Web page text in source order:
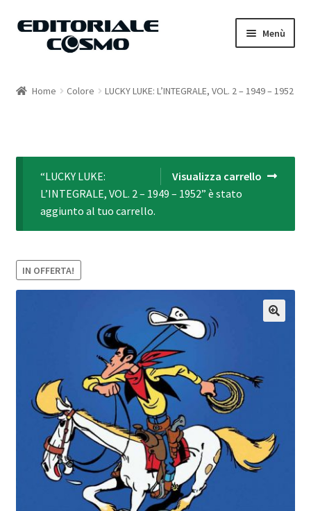
Vai
Vai
Menù
Il mio account
Home Colore LUCKY LUKE: L’INTEGRALE, VOL. 2 – 1949 – 1952
Visualizza carrello
“LUCKY LUKE:
L’INTEGRALE, VOL. 2 – 1949 – 1952” è stato
aggiunto al tuo carrello.
IN OFFERTA!